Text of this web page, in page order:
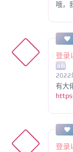
哦，
登录
aili
2022
有大
登录